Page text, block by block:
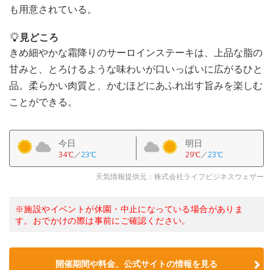
も用意されている。
見どころ
きめ細やかな霜降りのサーロインステーキは、上品な脂の
甘みと、とろけるような味わいが口いっぱいに広がるひと
品。柔らかい肉質と、かむほどにあふれ出す旨みを楽しむ
ことができる。
今日
34℃／23℃
明日
29℃／23℃
天気情報提供元：株式会社ライフビジネスウェザー
※施設やイベントが休園・中止になっている場合がありま
す。おでかけの際は事前にご確認ください。
開催期間や料金、公式サイトの情報を見る